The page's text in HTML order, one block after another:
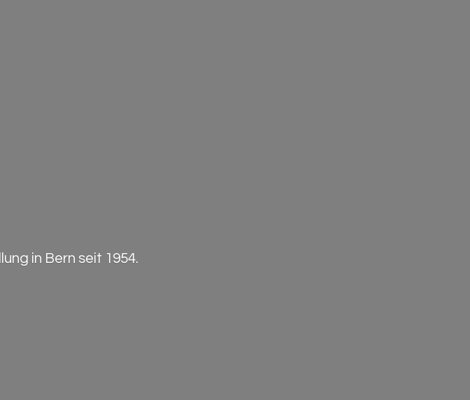
in Bern seit 1954.